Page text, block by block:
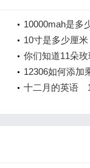
10000mah是
10寸是多少厘
你们知道11朵
含义
12306如何添
十二月的英语